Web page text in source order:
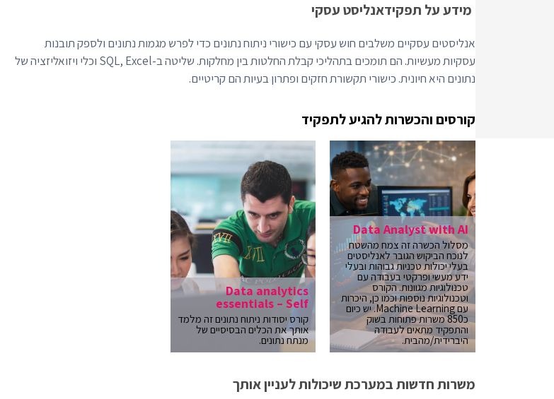
מידע על תפקידאנליסט עסקי
אנליסטים עסקיים משלבים חוש עסקי עם כישורי ניתוח נתונים כדי לפרש מגמות נתונים ולספק תובנות
עסקיות מעשיות. הם תומכים בתהליכי קבלת החלטות בין מחלקות. שליטה ב-SQL, Excel וכלי ויזואליזציה של
נתונים היא חיונית. כישורי תקשורת חזקים ופתרון בעיות הם קריטיים.
קורסים והכשרות להגיע לתפקיד
Data Analyst with AI
מסלול הכשרה זה צמח מהשטח
לנוכח הביקוש הגובר לאנליסטים
בעלי יכולות טכניות גבוהות ובעלי
ידע מעשי ופרקטי בעבודה עם
טכנולוגיות מגוונות. הקורס
וטכנולוגיות נוספות וכמו כן, היכרות
עם Machine Learning. יש כיום
כ850 משרות פתוחות בשוק
והתפקיד מתאים לעבודה
היברידית/מהבית.
Data analytics
essentials – Self
קורס יסודות ניתוח נתונים זה מלמד
אותך את הכלים הבסיסיים של
מנתח נתונים.
משרות חדשות במערכת שיכולות לעניין אותך